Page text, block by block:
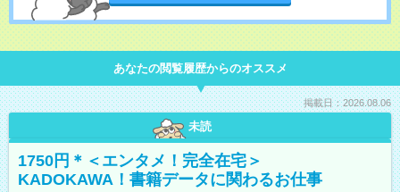
あなたの閲覧履歴からのオススメ
掲載日：2026.08.06
未読
1750円＊＜エンタメ！完全在宅＞
KADOKAWA！書籍データに関わるお仕事